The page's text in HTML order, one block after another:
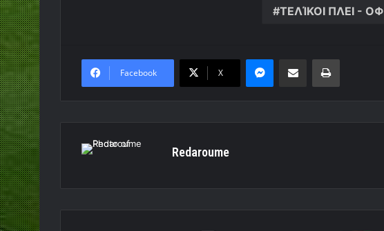
ΤΕΛΊΚΟΙ ΠΛΕΙ - ΟΦ
Facebook X
MessengerΚοινοποίηση μέσω ηλεκτρονικού ταχυδρομείουΕκτύπωση
Redaroume